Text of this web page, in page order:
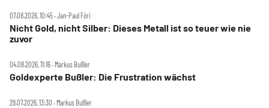
07.08.2026, 10:45 ‧ Jan-Paul Fóri
Nicht Gold, nicht Silber: Dieses Metall ist so teuer wie nie
zuvor
04.08.2026, 11:16 ‧ Markus Bußler
Goldexperte Bußler: Die Frustration wächst
29.07.2026, 13:30 ‧ Markus Bußler